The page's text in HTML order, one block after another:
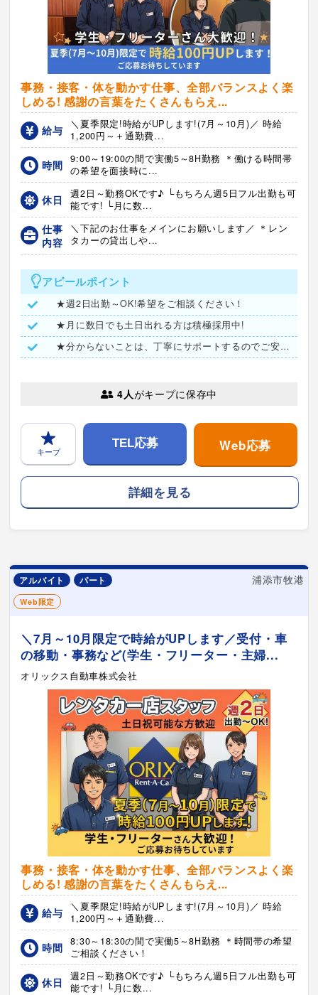
事務・接客・体を動かす仕事、全部バランスよく楽
しめる! 感謝の言葉をたくさんもらえ...
給与
＼夏季限定!時給がUPします!(7月～10月)／ 時給
1,200円～＋通勤費...
時間
9:00～19:00の間で実働5～8H勤務 ＊働ける時間帯
の希望を面接時に...
休日
週2日～勤務OKです♪ └もちろん週5日フル出勤も可
能です! └月に数...
仕事
内容
＼下記のお仕事をメインにお願いします／ ＊レン
タカーの貸出しや...
アピールポイント
★週2日出勤～OK!希望をご相談ください！
★月に数日でも土日出れる方は積極採用中!
★分からないことは、丁寧にサポートするのでご安心ください♪
4人がキープに保存中
キープ
TEL応募 Web応募
詳細を見る
アルバイト パート 浦添市牧港
Web限定
＼7月～10月限定で時給がUPします／受付・車
の移動・事務など(学生・フリーター・主婦...
オリックス自動車株式会社
事務・接客・体を動かす仕事、全部バランスよく楽
しめる! 感謝の言葉をたくさんもらえ...
給与
＼夏季限定!時給がUPします!(7月～10月)／ 時給
1,200円～＋通勤費...
時間
8:30～18:30の間で実働5～8H勤務 ＊時間帯の希望
ご相談ください！
休日
週2日～勤務OKです♪ └もちろん週5日フル出勤も可
能です! └月に数...